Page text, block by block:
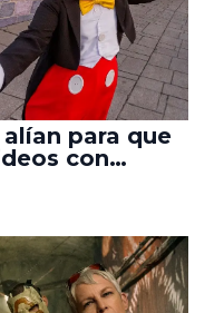
para que
con
Pixar y ‘Star